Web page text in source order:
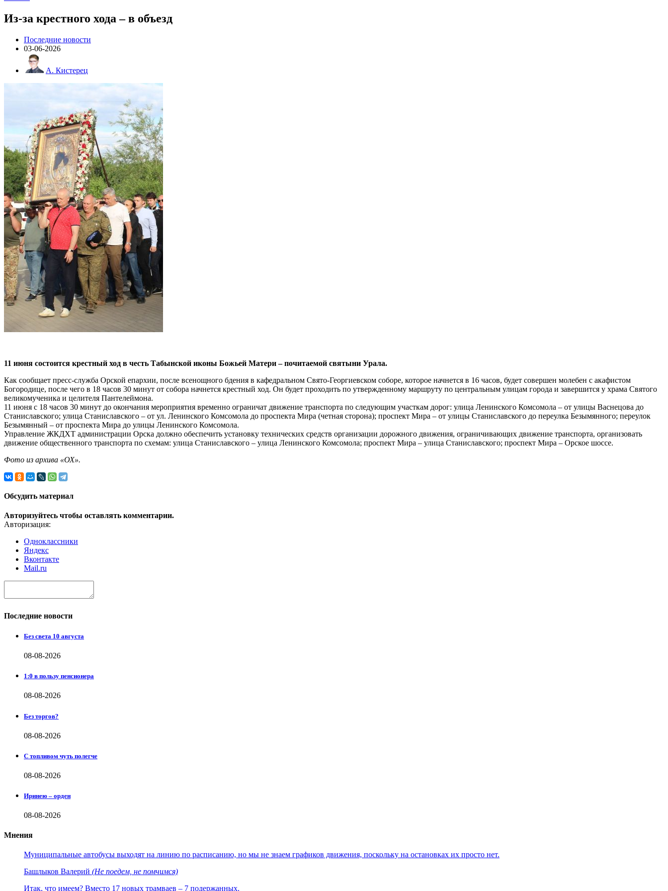
Из-за крестного хода – в объезд
Последние новости
03-06-2026
А. Кистерец
11 июня состоится крестный ход в честь Табынской иконы Божьей Матери – почитаемой святыни Урала.
Как сообщает пресс-служба Орской епархии, после всенощного бдения в кафедральном Свято-Георгиевском соборе, которое начнется в 16 часов, будет совершен молебен с акафистом
Богородице, после чего в 18 часов 30 минут от собора начнется крестный ход. Он будет проходить по утвержденному маршруту по центральным улицам города и завершится у храма Святого
великомученика и целителя Пантелеймона.
11 июня с 18 часов 30 минут до окончания мероприятия временно ограничат движение транспорта по следующим участкам дорог: улица Ленинского Комсомола – от улицы Васнецова до
Станиславского; улица Станиславского – от ул. Ленинского Комсомола до проспекта Мира (четная сторона); проспект Мира – от улицы Станиславского до переулка Безымянного; переулок
Безымянный – от проспекта Мира до улицы Ленинского Комсомола.
Управление ЖКДХТ администрации Орска должно обеспечить установку технических средств организации дорожного движения, ограничивающих движение транспорта, организовать
движение общественного транспорта по схемам: улица Станиславского – улица Ленинского Комсомола; проспект Мира – улица Станиславского; проспект Мира – Орское шоссе.
Фото из архива «ОХ».
Обсудить материал
Авторизуйтесь чтобы оставлять комментарии.
Авторизация:
Одноклассники
Яндекс
Вконтакте
Mail.ru
Последние новости
Без света 10 августа
08-08-2026
1:0 в пользу пенсионера
08-08-2026
Без торгов?
08-08-2026
С топливом чуть полегче
08-08-2026
Иринею – орден
08-08-2026
Мнения
Муниципальные автобусы выходят на линию по расписанию, но мы не знаем графиков движения, поскольку на остановках их просто нет.
Башлыков Валерий (Не поедем, не помчимся)
Итак, что имеем? Вместо 17 новых трамваев – 7 подержанных.